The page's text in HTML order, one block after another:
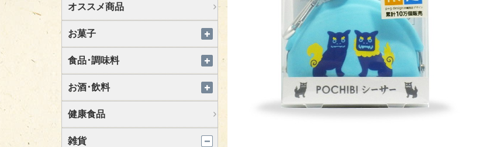
オススメ商品
お菓子
食品･調味料
お酒･飲料
健康食品
雑貨